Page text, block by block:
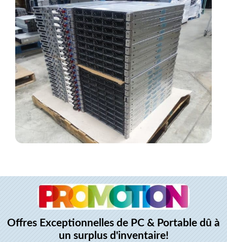
Offres Exceptionnelles de PC & Portable dû à
un surplus d'inventaire!